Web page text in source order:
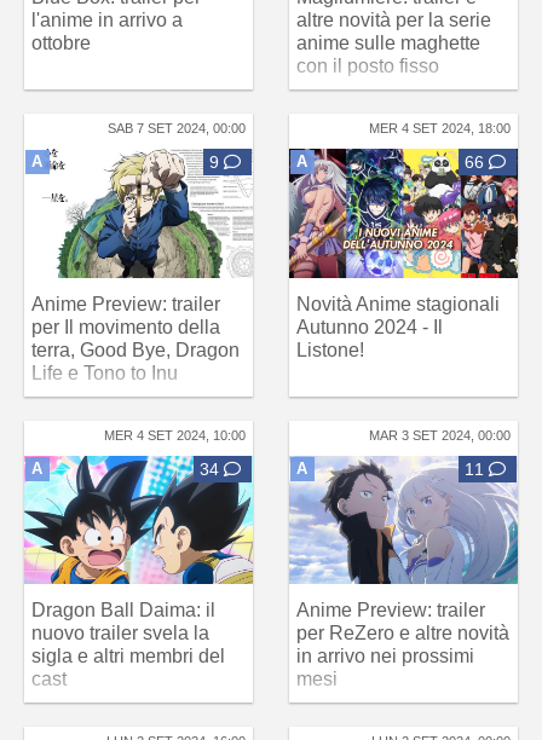
l'anime in arrivo a
ottobre
altre novità per la serie
anime sulle maghette
con il posto fisso
SAB 7 SET 2024, 00:00
A 9
Anime Preview: trailer
per Il movimento della
terra, Good Bye, Dragon
Life e Tono to Inu
MER 4 SET 2024, 18:00
A 66
Novità Anime stagionali
Autunno 2024 - Il
Listone!
MER 4 SET 2024, 10:00
A 34
Dragon Ball Daima: il
nuovo trailer svela la
sigla e altri membri del
cast
MAR 3 SET 2024, 00:00
A 11
Anime Preview: trailer
per ReZero e altre novità
in arrivo nei prossimi
mesi